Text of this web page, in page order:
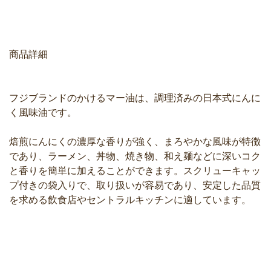
商品詳細
フジブランドのかけるマー油は、調理済みの日本式にんに
く風味油です。
焙煎にんにくの濃厚な香りが強く、まろやかな風味が特徴
であり、ラーメン、丼物、焼き物、和え麺などに深いコク
と香りを簡単に加えることができます。スクリューキャッ
プ付きの袋入りで、取り扱いが容易であり、安定した品質
を求める飲食店やセントラルキッチンに適しています。